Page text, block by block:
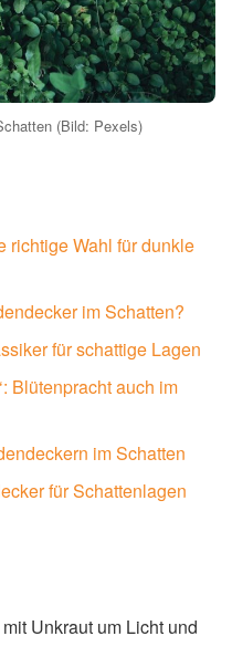
(Bild: Pexels)
richtige Wahl für dunkle
im Schatten?
für schattige Lagen
Blütenpracht auch im
im Schatten
für Schattenlagen
Unkraut um Licht und